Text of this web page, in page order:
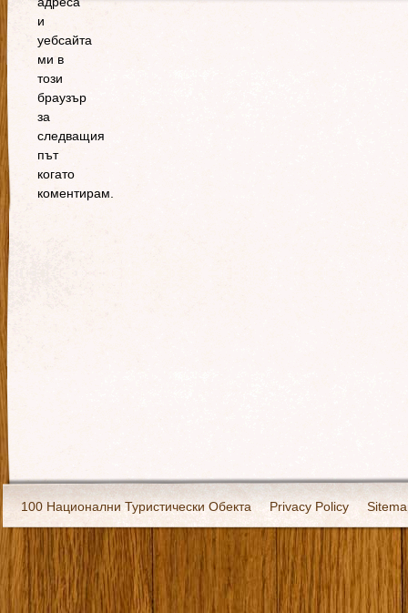
и
уебсайта
ми в
този
браузър
за
следващия
път
когато
коментирам.
100 Национални Туристически Обекта Privacy Policy
Екипировка За нас Имало едно време Кивоторият.
Ковчега със светите мощи на Свети Григорий Каллидис